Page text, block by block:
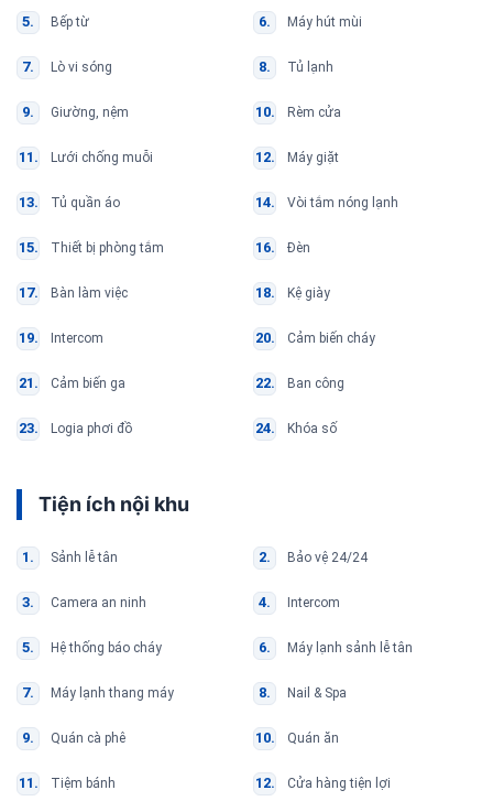
Bếp từ Máy hút mùi
Lò vi sóng Tủ lạnh
Giường, nệm Rèm cửa
Lưới chống muỗi Máy giặt
Tủ quần áo Vòi tắm nóng lạnh
Thiết bị phòng tắm Đèn
Bàn làm việc Kệ giày
Intercom Cảm biến cháy
Cảm biến ga Ban công
Logia phơi đồ Khóa số
Tiện ích nội khu
Sảnh lễ tân Bảo vệ 24/24
Camera an ninh Intercom
Hệ thống báo cháy Máy lạnh sảnh lễ tân
Máy lạnh thang máy Nail & Spa
Quán cà phê Quán ăn
Tiệm bánh Cửa hàng tiện lợi